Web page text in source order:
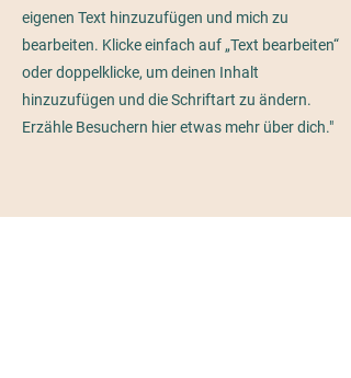
eigenen Text hinzuzufügen und mich zu
bearbeiten. Klicke einfach auf „Text bearbeiten“
oder doppelklicke, um deinen Inhalt
hinzuzufügen und die Schriftart zu ändern.
Erzähle Besuchern hier etwas mehr über dich."